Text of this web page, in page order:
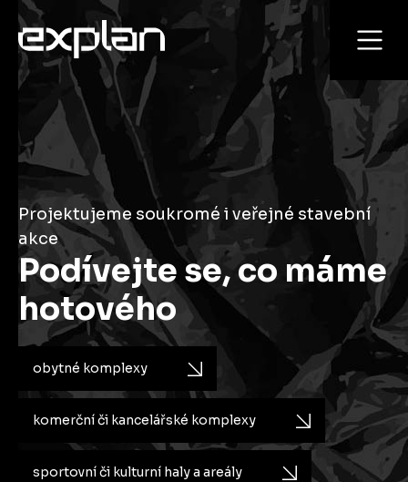
Projektujeme soukromé i veřejné stavební
akce
Podívejte se, co máme
hotového
obytné komplexy
komerční či kancelářské komplexy
sportovní či kulturní haly a areály